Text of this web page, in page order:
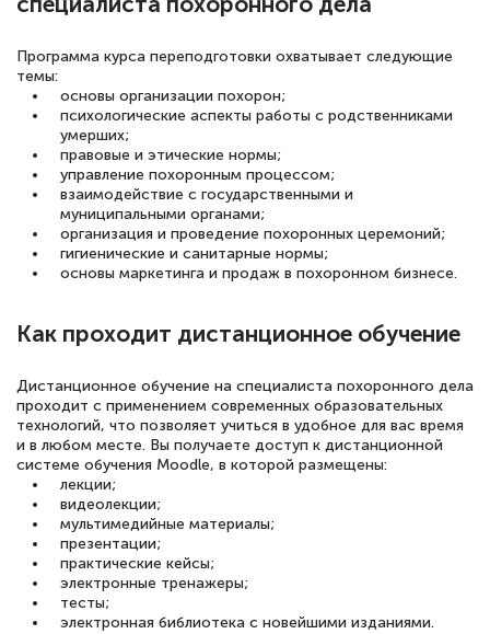
Программа курса переподготовки охватывает следующие
темы:
основы организации похорон;
психологические аспекты работы с родственниками
умерших;
правовые и этические нормы;
управление похоронным процессом;
взаимодействие с государственными и
муниципальными органами;
организация и проведение похоронных церемоний;
гигиенические и санитарные нормы;
основы маркетинга и продаж в похоронном бизнесе.
Как проходит дистанционное обучение
Дистанционное обучение на специалиста похоронного дела
проходит с применением современных образовательных
технологий, что позволяет учиться в удобное для вас время
и в любом месте. Вы получаете доступ к дистанционной
системе обучения Moodle, в которой размещены:
лекции;
видеолекции;
мультимедийные материалы;
презентации;
практические кейсы;
электронные тренажеры;
тесты;
электронная библиотека с новейшими изданиями.